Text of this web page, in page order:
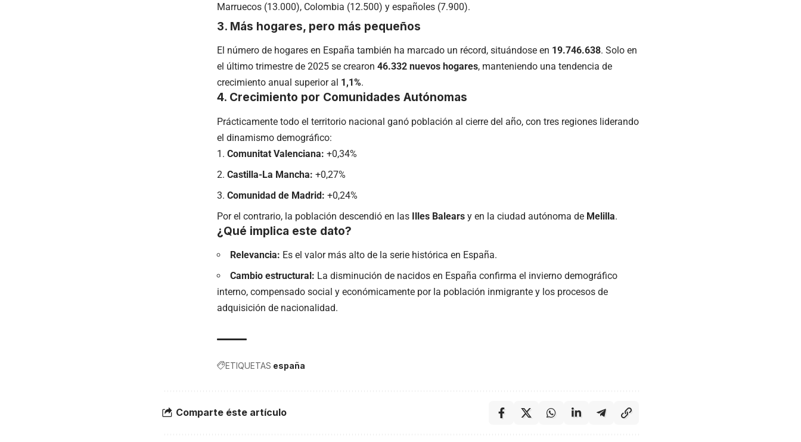
Marruecos (13.000), Colombia (12.500) y españoles (7.900).
3. Más hogares, pero más pequeños
El número de hogares en España también ha marcado un récord, situándose en 19.746.638. Solo en
el último trimestre de 2025 se crearon 46.332 nuevos hogares, manteniendo una tendencia de
crecimiento anual superior al 1,1%.
4. Crecimiento por Comunidades Autónomas
Prácticamente todo el territorio nacional ganó población al cierre del año, con tres regiones liderando
el dinamismo demográfico:
Comunitat Valenciana: +0,34%
Castilla-La Mancha: +0,27%
Comunidad de Madrid: +0,24%
Por el contrario, la población descendió en las Illes Balears y en la ciudad autónoma de Melilla.
¿Qué implica este dato?
Relevancia: Es el valor más alto de la serie histórica en España.
Cambio estructural: La disminución de nacidos en España confirma el invierno demográfico
interno, compensado social y económicamente por la población inmigrante y los procesos de
adquisición de nacionalidad.
ETIQUETAS españa
Comparte éste artículo